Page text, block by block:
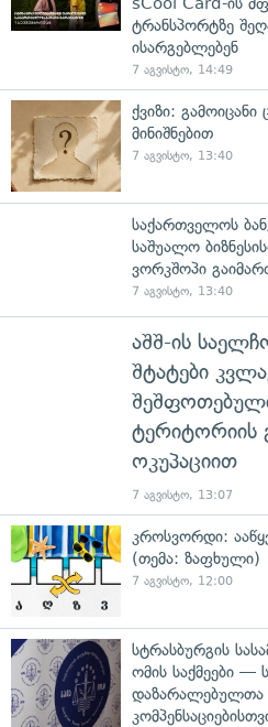
ტრანსპორტზე
ისარგებლებენ
7 აგვისტო, 14:49
ქვიზი:
მინიშნებით
7 აგვისტო, 13:40
საქართველოს
საშუალო
ვორკშოპი
7 აგვისტო, 13:40
აშშ-ის
შტატები
ტერიტორიის
ოკუპაციით
7 აგვისტო, 13:07
კროსვორდი:
(თემა: ზაფხული)
7 აგვისტო, 12:00
სტრასბურგის
ომის საქმეები —
დაზარალებულთა